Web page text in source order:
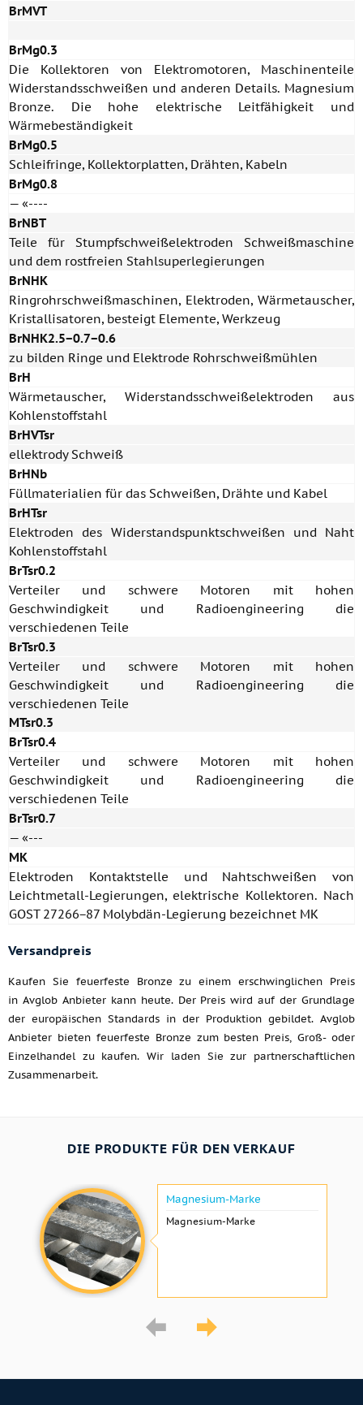
BrMVT
BrMg0.3
Die Kollektoren von Elektromotoren, Maschinenteile
Widerstandsschweißen und anderen Details. Magnesium
Bronze. Die hohe elektrische Leitfähigkeit und
Wärmebeständigkeit
BrMg0.5
Schleifringe, Kollektorplatten, Drähten, Kabeln
BrMg0.8
— «----
BrNBT
Teile für Stumpfschweißelektroden Schweißmaschine
und dem rostfreien Stahlsuperlegierungen
BrNHK
Ringrohrschweißmaschinen, Elektroden, Wärmetauscher,
Kristallisatoren, besteigt Elemente, Werkzeug
BrNHK2.5−0.7−0.6
zu bilden Ringe und Elektrode Rohrschweißmühlen
BrH
Wärmetauscher, Widerstandsschweißelektroden aus
Kohlenstoffstahl
BrHVTsr
ellektrody Schweiß
BrHNb
Füllmaterialien für das Schweißen, Drähte und Kabel
BrHTsr
Elektroden des Widerstandspunktschweißen und Naht
Kohlenstoffstahl
BrTsr0.2
Verteiler und schwere Motoren mit hohen
Geschwindigkeit und Radioengineering die
verschiedenen Teile
BrTsr0.3
Verteiler und schwere Motoren mit hohen
Geschwindigkeit und Radioengineering die
verschiedenen Teile
MTsr0.3
BrTsr0.4
Verteiler und schwere Motoren mit hohen
Geschwindigkeit und Radioengineering die
verschiedenen Teile
BrTsr0.7
— «---
MK
Elektroden Kontaktstelle und Nahtschweißen von
Leichtmetall-Legierungen, elektrische Kollektoren. Nach
GOST 27266−87 Molybdän-Legierung bezeichnet MK
Versandpreis
Kaufen Sie feuerfeste Bronze zu einem erschwinglichen Preis
in Avglob Anbieter kann heute. Der Preis wird auf der Grundlage
der europäischen Standards in der Produktion gebildet. Avglob
Anbieter bieten feuerfeste Bronze zum besten Preis, Groß- oder
Einzelhandel zu kaufen. Wir laden Sie zur partnerschaftlichen
Zusammenarbeit.
DIE PRODUKTE FÜR DEN VERKAUF
Magnesium-Marke
Magnesium-Marke